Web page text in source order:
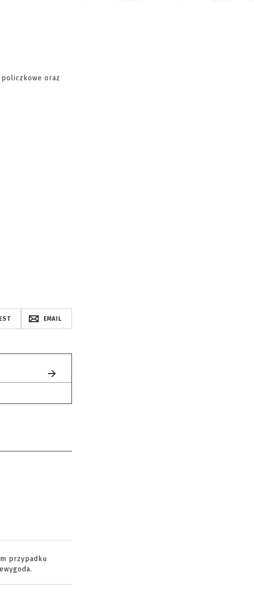
oraz
EMAIL
przypadku